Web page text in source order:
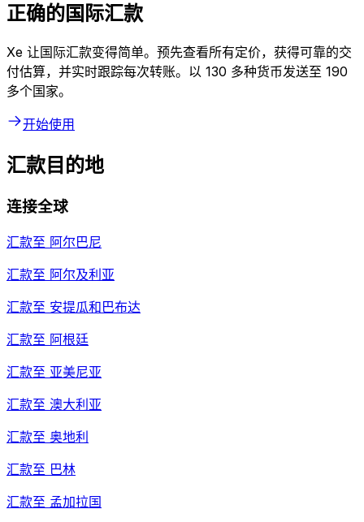
正确的国际汇款
Xe 让国际汇款变得简单。预先查看所有定价，获得可靠的交
付估算，并实时跟踪每次转账。以 130 多种货币发送至 190
多个国家。
开始使用
汇款目的地
连接全球
汇款至 阿尔巴尼
汇款至 阿尔及利亚
汇款至 安提瓜和巴布达
汇款至 阿根廷
汇款至 亚美尼亚
汇款至 澳大利亚
汇款至 奥地利
汇款至 巴林
汇款至 孟加拉国